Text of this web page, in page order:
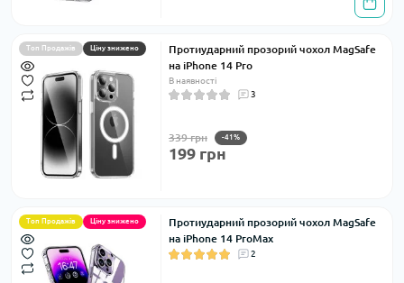
Топ Продажів Ціну знижено
Протиударний прозорий чохол MagSafe
на iPhone 14 Pro
В наявності
3
339 грн -41%
199 грн
Топ Продажів Ціну знижено
Протиударний прозорий чохол MagSafe
на iPhone 14 ProMax
2